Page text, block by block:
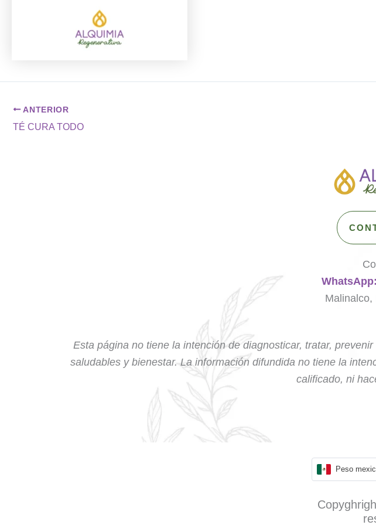
ANTERIOR
TÉ CURA TODO
Malinalco,
Esta página no tiene la intención de diagnosticar, tratar,
saludables y bienestar. La información difundida no tiene la
calificado, ni
Peso